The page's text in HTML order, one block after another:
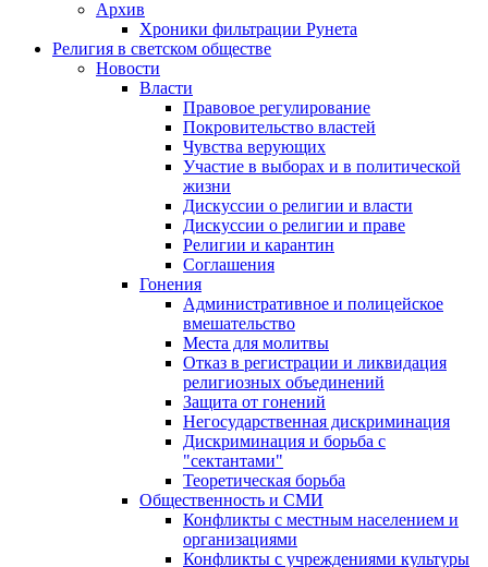
Архив
Хроники фильтрации Рунета
Религия в светском обществе
Новости
Власти
Правовое регулирование
Покровительство властей
Чувства верующих
Участие в выборах и в политической
жизни
Дискуссии о религии и власти
Дискуссии о религии и праве
Религии и карантин
Соглашения
Гонения
Административное и полицейское
вмешательство
Места для молитвы
Отказ в регистрации и ликвидация
религиозных объединений
Защита от гонений
Негосударственная дискриминация
Дискриминация и борьба с
"сектантами"
Теоретическая борьба
Общественность и СМИ
Конфликты с местным населением и
организациями
Конфликты с учреждениями культуры